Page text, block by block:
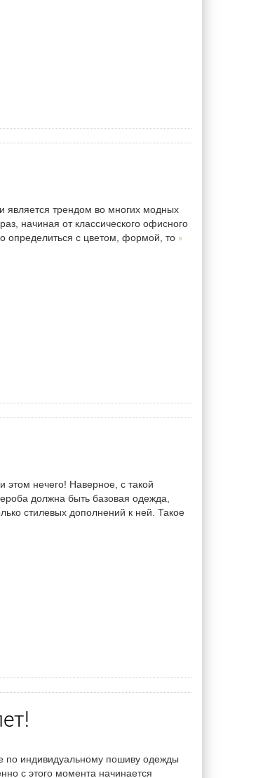
является трендом во многих модных
начиная от классического офисного
определиться с цветом, формой, то »
этом нечего! Наверное, с такой
должна быть базовая одежда,
стилевых дополнений к ней. Такое
по индивидуальному пошиву одежды
с этого момента начинается